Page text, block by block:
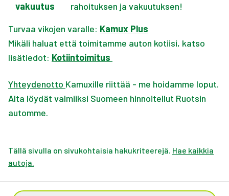
vakuutus
rahoituksen ja vakuutuksen!
Turvaa vikojen varalle: Kamux Plus
Mikäli haluat että toimitamme auton kotiisi, katso
lisätiedot: Kotiintoimitus
Yhteydenotto Kamuxille riittää - me hoidamme loput.
Alta löydät valmiiksi Suomeen hinnoitellut Ruotsin
automme.
Tällä sivulla on sivukohtaisia hakukriteerejä. Hae kaikkia
autoja.